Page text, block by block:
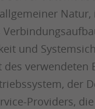
Natur,
und
des verwendeten
der
Providers, die